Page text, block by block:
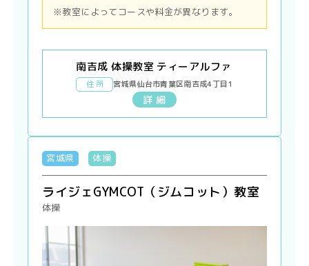
※教室によってコースや料金が異なります。
南吉成 体操教室 ティーアルファ
住 所 宮城県仙台市青葉区南吉成4丁目1
詳 細
宮城県 体操
ライジェGYMCOT（ジムコット）教室
体操